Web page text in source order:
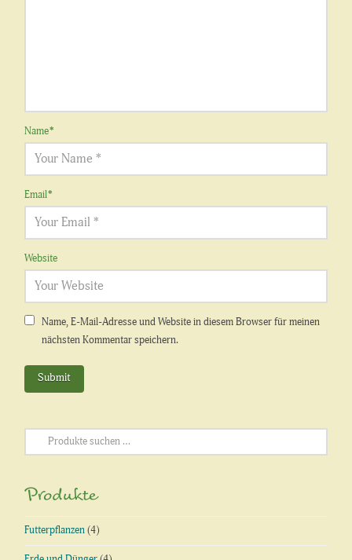
Name*
Email*
Website
Name, E-Mail-Adresse und Website in diesem Browser für meinen
nächsten Kommentar speichern.
Suchen
nach:
Produkte
Futterpflanzen (4)